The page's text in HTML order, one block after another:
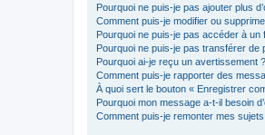
Pourquoi ne puis-je pas ajouter plus
Comment puis-je modifier ou
Pourquoi ne puis-je pas accéder à un
Pourquoi ne puis-je pas transférer de
Pourquoi ai-je reçu un avertissement ?
Comment puis-je rapporter des
À quoi sert le bouton « Enregistrer
Pourquoi mon message a-t-il besoin
Comment puis-je remonter mes